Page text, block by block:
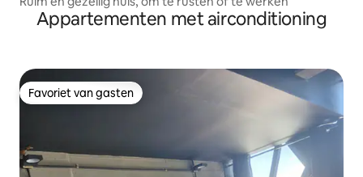
Appartementen met airconditioning
Favoriet van gasten
Favoriet van gasten